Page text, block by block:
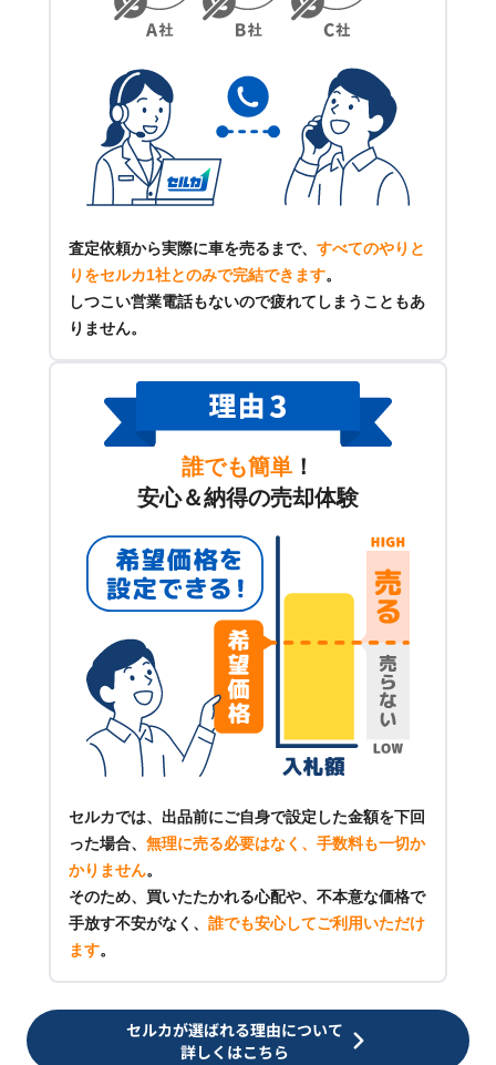
査定依頼から実際に車を売るまで、 すべてのやりと
りをセルカ1社とのみで完結できます。
しつこい営業電話もないので疲れてしまうこともあ
りません。
誰でも簡単 ！
安心＆納得の売却体験
セルカでは、出品前にご自身で設定した金額を下回
った場合、 無理に売る必要はなく、手数料も一切か
かりません。
そのため、買いたたかれる心配や、不本意な価格で
手放す不安がなく、 誰でも安心してご利用いただけ
ます。
セルカが選ばれる理由について
詳しくはこちら